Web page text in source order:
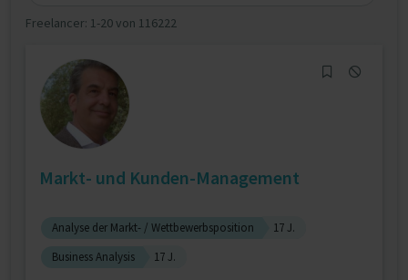
Freelancer: 1-20 von 116222
Markt- und Kunden-Management
Analyse der Markt- / Wettbewerbsposition
17 J.
Business Analysis
17 J.